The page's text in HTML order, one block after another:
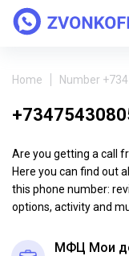
Home Number
Are you getting a call
Here you can find out
this phone number:
options, activity and
МФЦ Мои